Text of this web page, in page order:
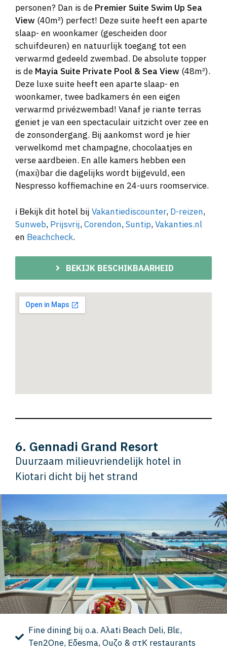
personen? Dan is de Premier Suite Swim Up Sea
View (40m²) perfect! Deze suite heeft een aparte
slaap- en woonkamer (gescheiden door
schuifdeuren) en natuurlijk toegang tot een
verwarmd gedeeld zwembad. De absolute topper
is de Mayia Suite Private Pool & Sea View (48m²).
Deze luxe suite heeft een aparte slaap- en
woonkamer, twee badkamers én een eigen
verwarmd privézwembad! Vanaf je riante terras
geniet je van een spectaculair uitzicht over zee en
de zonsondergang. Bij aankomst word je hier
verwelkomd met champagne, chocolaatjes en
verse aardbeien. En alle kamers hebben een
(maxi)bar die dagelijks wordt bijgevuld, een
Nespresso koffiemachine en 24-uurs roomservice.
ℹ️ Bekijk dit hotel bij Vakantiediscounter, D-reizen,
Sunweb, Prijsvrij,Corendon,Suntip,Vakanties.nl
en Beachcheck.
BEKIJK BESCHIKBAARHEID
6. Gennadi Grand Resort
Duurzaam milieuvriendelijk hotel in
Kiotari dicht bij het strand
Fine dining bij o.a. Αλati Beach Deli, Blε,
Ten2One, Eδesma, Οuζo & στK restaurants